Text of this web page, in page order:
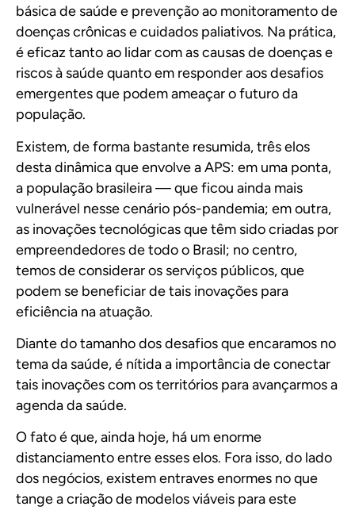
básica de saúde e prevenção ao monitoramento de
doenças crônicas e cuidados paliativos. Na prática,
é eficaz tanto ao lidar com as causas de doenças e
riscos à saúde quanto em responder aos desafios
emergentes que podem ameaçar o futuro da
população.
Existem, de forma bastante resumida, três elos
desta dinâmica que envolve a APS: em uma ponta,
a população brasileira — que ficou ainda mais
vulnerável nesse cenário pós-pandemia; em outra,
as inovações tecnológicas que têm sido criadas por
empreendedores de todo o Brasil; no centro,
temos de considerar os serviços públicos, que
podem se beneficiar de tais inovações para
eficiência na atuação.
Diante do tamanho dos desafios que encaramos no
tema da saúde, é nítida a importância de conectar
tais inovações com os territórios para avançarmos a
agenda da saúde.
O fato é que, ainda hoje, há um enorme
distanciamento entre esses elos. Fora isso, do lado
dos negócios, existem entraves enormes no que
tange a criação de modelos viáveis para este